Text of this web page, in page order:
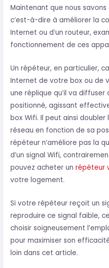
Maintenant que nous
c’est-à-dire à améliorer la
Internet ou d’un routeur,
fonctionnement de ces
Un répéteur, en particulier,
Internet de votre box ou de
une réplique qu’il va diffuser
positionné, agissant
box Wifi. Il peut ainsi
réseau en fonction de sa
répéteur n’améliore pas la
d’un signal Wifi,
pouvez acheter unrépéteur
votre logement.
Si votre répéteur reçoit un
reproduire ce signal faible,
choisir soigneusement
pour maximiser son
loin dans cet article.